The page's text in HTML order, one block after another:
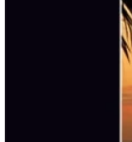
Little Amadeus